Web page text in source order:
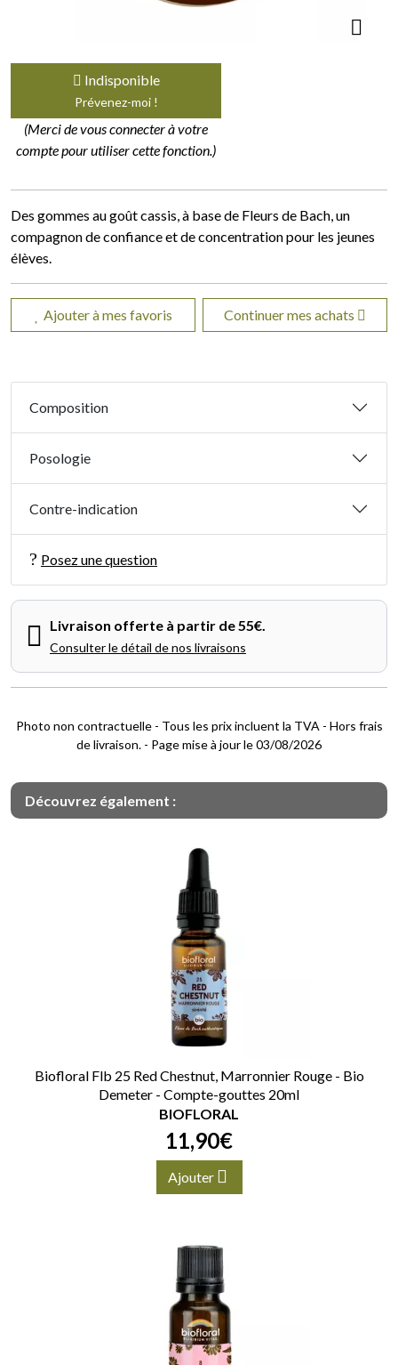
Indisponible
Prévenez-moi !
(Merci de vous connecter à votre
compte pour utiliser cette fonction.)
Des gommes au goût cassis, à base de Fleurs de Bach, un
compagnon de confiance et de concentration pour les jeunes
élèves.
Ajouter à mes favoris Continuer mes achats
Composition
Posologie
Contre-indication
Posez une question
Livraison offerte à partir de 55€.
Consulter le détail de nos livraisons
Photo non contractuelle - Tous les prix incluent la TVA - Hors frais
de livraison. - Page mise à jour le 03/08/2026
Découvrez également :
Biofloral Flb 25 Red Chestnut, Marronnier Rouge - Bio
Demeter - Compte-gouttes 20ml
BIOFLORAL
11,90€
Ajouter